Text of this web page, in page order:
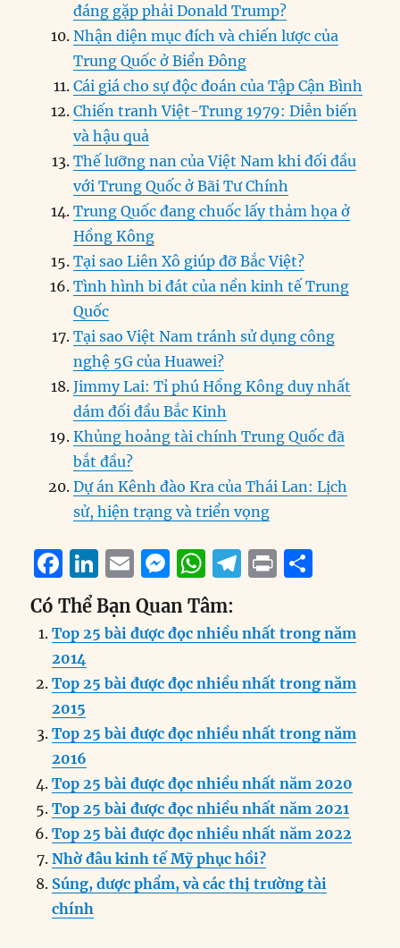
đáng gặp phải Donald Trump?
Nhận diện mục đích và chiến lược của
Trung Quốc ở Biển Đông
Cái giá cho sự độc đoán của Tập Cận Bình
Chiến tranh Việt-Trung 1979: Diễn biến
và hậu quả
Thế lưỡng nan của Việt Nam khi đối đầu
với Trung Quốc ở Bãi Tư Chính
Trung Quốc đang chuốc lấy thảm họa ở
Hồng Kông
Tại sao Liên Xô giúp đỡ Bắc Việt?
Tình hình bi đát của nền kinh tế Trung
Quốc
Tại sao Việt Nam tránh sử dụng công
nghệ 5G của Huawei?
Jimmy Lai: Tỉ phú Hồng Kông duy nhất
dám đối đầu Bắc Kinh
Khủng hoảng tài chính Trung Quốc đã
bắt đầu?
Dự án Kênh đào Kra của Thái Lan: Lịch
sử, hiện trạng và triển vọng
F
a
c
e
b
o
o
k
Li
n
k
e
d
n
E
m
ai
l
M
ss
e
n
er
W
h
at
s
A
p
T
e
g
r
m
P
n
t
re
Có Thể Bạn Quan Tâm:
Top 25 bài được đọc nhiều nhất trong năm
2014
Top 25 bài được đọc nhiều nhất trong năm
2015
Top 25 bài được đọc nhiều nhất trong năm
2016
Top 25 bài được đọc nhiều nhất năm 2020
Top 25 bài được đọc nhiều nhất năm 2021
Top 25 bài được đọc nhiều nhất năm 2022
Nhờ đâu kinh tế Mỹ phục hồi?
Súng, dược phẩm, và các thị trường tài
chính